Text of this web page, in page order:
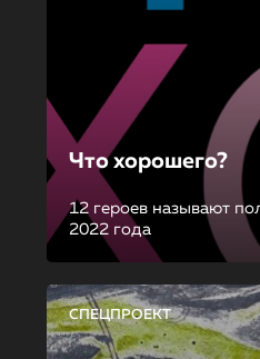
Что хорошего?
12 героев называют
2022 года
СПЕЦПРОЕКТ